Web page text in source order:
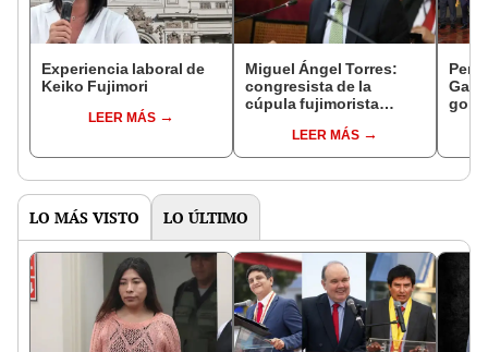
Experiencia laboral de
Keiko Fujimori
LEER MÁS
Miguel Ángel Torres:
congresista de la
cúpula fujimorista
del SenadoLEER MÁS
LO MÁS VISTO LO ÚLTIMO